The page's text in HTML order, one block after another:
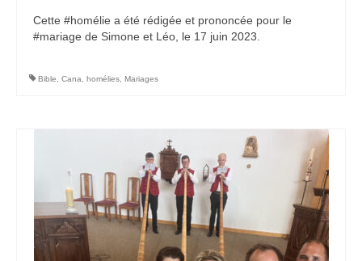
Cette #homélie a été rédigée et prononcée pour le
#mariage de Simone et Léo, le 17 juin 2023.
Bible Cana homélies Mariages